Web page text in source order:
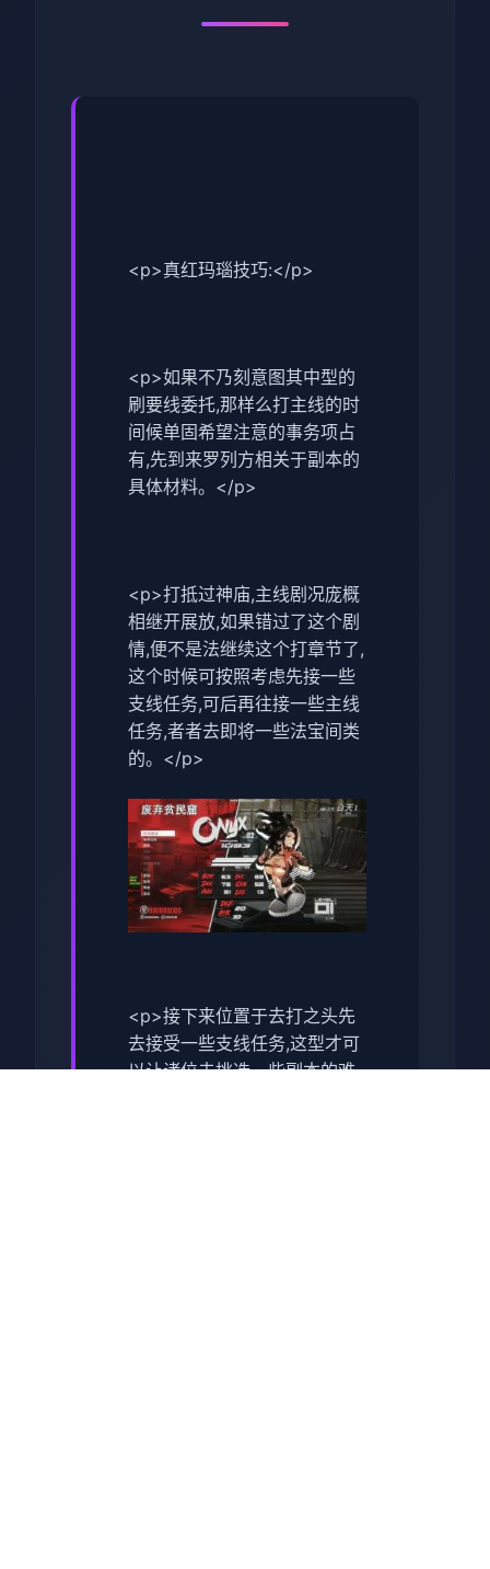
<p>真红玛瑙技巧:</p>
<p>如果不乃刻意图其中型的
刷要线委托,那样么打主线的时
间候单固希望注意的事务项占
有,先到来罗列方相关于副本的
具体材料。</p>
<p>打抵过神庙,主线剧况庞概
相继开展放,如果错过了这个剧
情,便不是法继续这个打章节了,
这个时候可按照考虑先接一些
支线任务,可后再往接一些主线
任务,者者去即将一些法宝间类
的。</p>
<p>接下来位置于去打之头先
去接受一些支线任务,这型才可
以让诸位去挑选一些副本的难